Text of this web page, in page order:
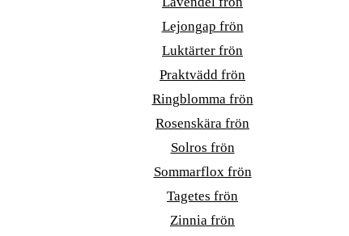
Lejongap frön
Luktärter frön
Praktvädd frön
Ringblomma frön
Rosenskära frön
Solros frön
Sommarflox frön
Tagetes frön
Zinnia frön